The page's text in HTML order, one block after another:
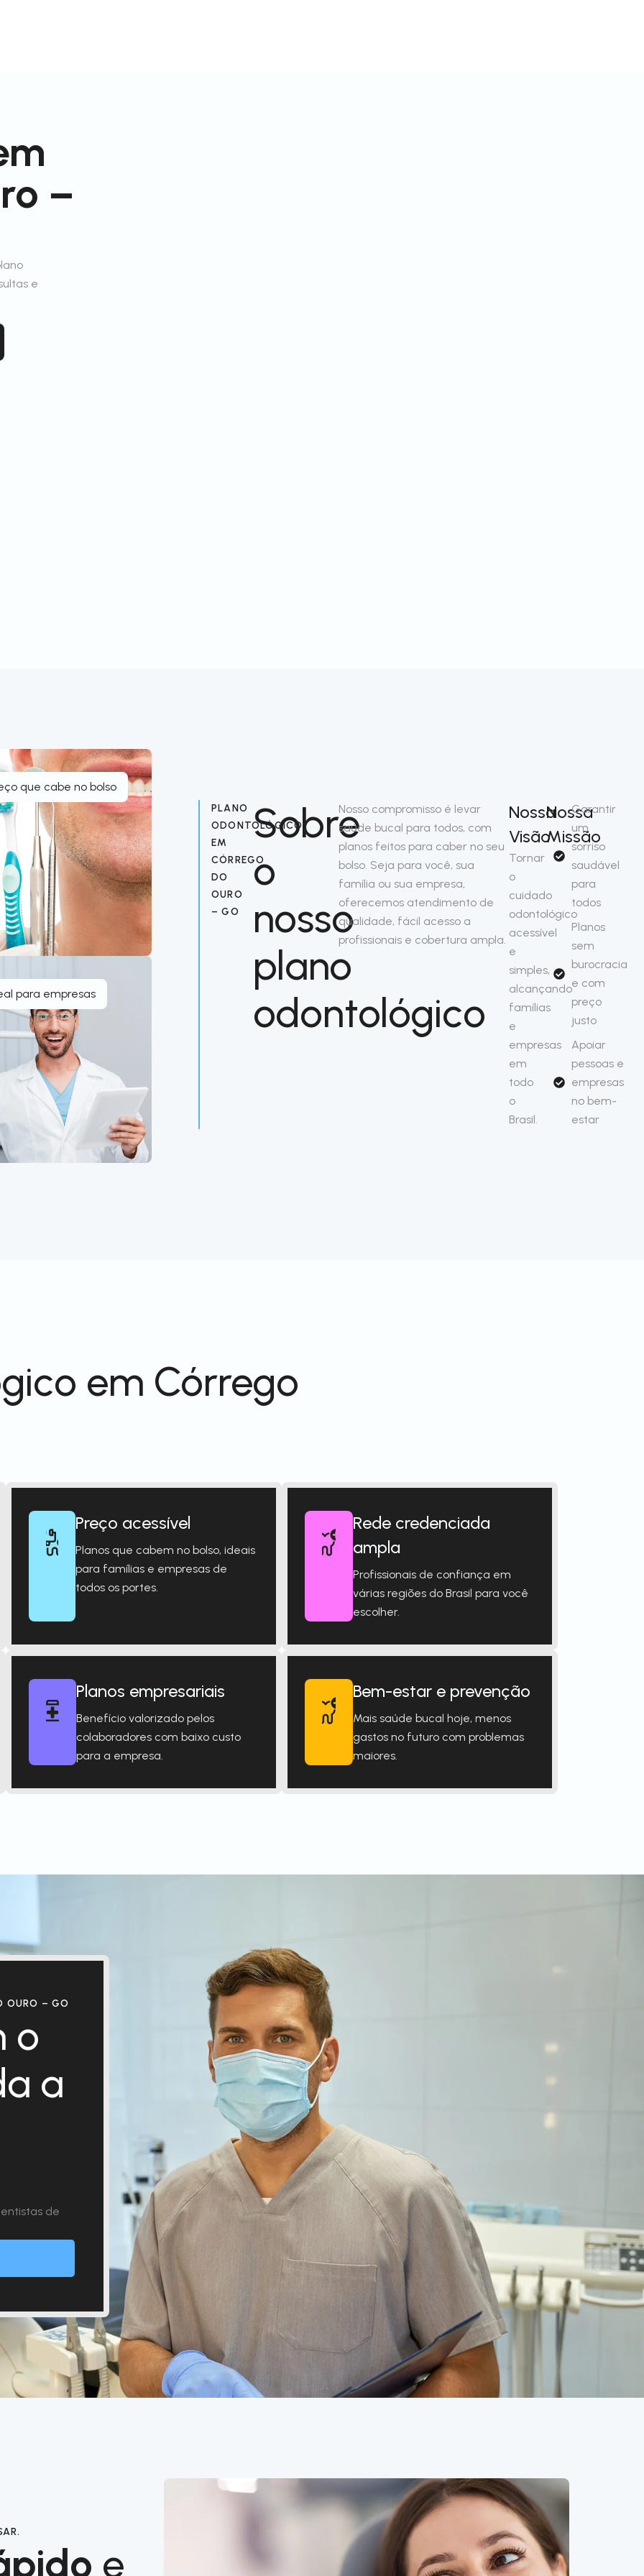
–
e
que cabe no bolso
para empresas
PLANO
ODONTOLÓGICO
EM
CÓRREGO
DO
OURO
– GO
Sobre
o
nosso
plano
odontológico
Nosso compromisso é levar
saúde bucal para todos, com
planos feitos para caber no seu
bolso. Seja para você, sua
família ou sua empresa,
oferecemos atendimento de
qualidade, fácil acesso a
profissionais e cobertura ampla.
Nossa
Visão
Tornar
o
cuidado
odontológico
acessível
e
simples,
alcançando
famílias
e
empresas
em
todo
o
Brasil.
Nossa
Missão
Garantir
um
sorriso
saudável
para
todos
Planos
sem
burocracia
e com
preço
justo
Apoiar
pessoas e
empresas
no bem-
estar
em Córrego
Preço acessível
Planos que cabem no bolso, ideais
para famílias e empresas de
todos os portes.
Rede credenciada
ampla
Profissionais de confiança em
várias regiões do Brasil para você
escolher.
Planos empresariais
Benefício valorizado pelos
colaboradores com baixo custo
para a empresa.
Bem-estar e prevenção
Mais saúde bucal hoje, menos
gastos no futuro com problemas
maiores.
OURO – GO
o
a
de
e